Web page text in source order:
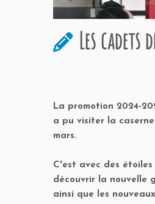
Les
La promotion 2024-
a pu visiter la
mars.
C'est avec des
découvrir la nouvelle
ainsi que les